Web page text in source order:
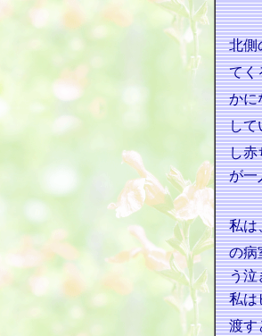
北側
てく
かに
して
し赤
が一
私は
の
う泣
私は
渡す